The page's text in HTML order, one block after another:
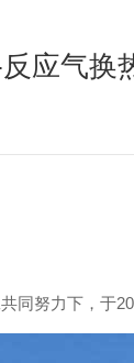
应气换
努力下，于